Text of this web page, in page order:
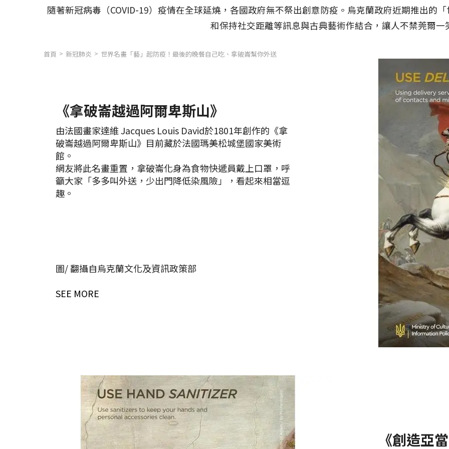
隨著新冠病毒（COVID-19）疫情在全球延燒，各國政府無不祭出創意防疫。烏克蘭政府近期推出的
和保持社交距離等訊息與古典藝術作結合，讓人不禁莞爾一
首頁 新冠肺炎 世界名畫「藝」起防疫！最後的晚餐自己吃、拿破崙幫你外送
《拿破崙越過阿爾卑斯山》
由法國畫家達維 Jacques Louis David於1801年創作的《拿
破崙越過阿爾卑斯山》目前藏於法國瑪美松城堡國家美術
館。
網友將此名畫重置，拿破崙化身為食物快遞員戴上口罩，呼
籲大家「多多叫外送，少出門降低染風險」，看起來相當逗
趣。
圖/ 翻攝自烏克蘭文化及資訊政策部
SEE MORE
《創造亞